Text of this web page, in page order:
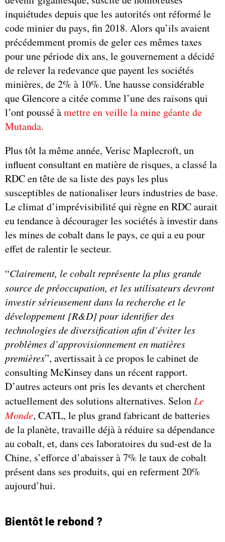
inquiétudes depuis que les autorités ont réformé le
code minier du pays, fin 2018. Alors qu’ils avaient
précédemment promis de geler ces mêmes taxes
pour une période dix ans, le gouvernement a décidé
de relever la redevance que payent les sociétés
minières, de 2% à 10%. Une hausse considérable
que Glencore a citée comme l’une des raisons qui
l’ont poussé àmettre en veille la mine géante de
Mutanda.
Plus tôt la même année, Verisc Maplecroft, un
influent consultant en matière de risques, a classé la
RDC en tête de sa liste des pays les plus
susceptibles de nationaliser leurs industries de base.
Le climat d’imprévisibilité qui règne en RDC aurait
eu tendance à décourager les sociétés à investir dans
les mines de cobalt dans le pays, ce qui a eu pour
effet de ralentir le secteur.
“Clairement, le cobalt représente la plus grande
source de préoccupation, et les utilisateurs devront
investir sérieusement dans la recherche et le
développement [R&D] pour identifier des
technologies de diversification afin d’éviter les
problèmes d’approvisionnement en matières
premières”, avertissait à ce propos le cabinet de
consulting McKinsey dans un récent rapport.
D’autres acteurs ont pris les devants et cherchent
actuellement des solutions alternatives. Selon Le
Monde, CATL, le plus grand fabricant de batteries
de la planète, travaille déjà à réduire sa dépendance
au cobalt, et, dans ces laboratoires du sud-est de la
Chine, s’efforce d’abaisser à 7% le taux de cobalt
présent dans ses produits, qui en referment 20%
aujourd’hui.
Bientôt le rebond ?